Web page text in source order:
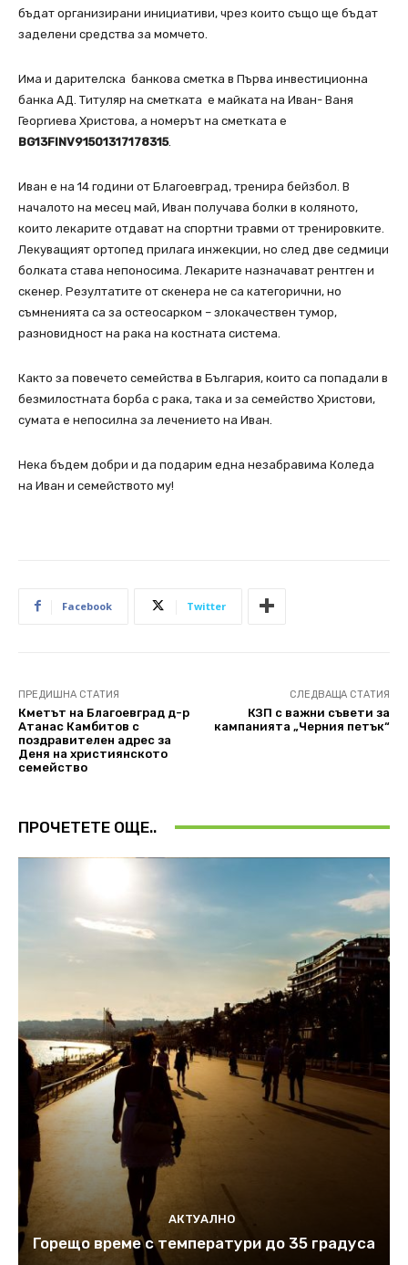
бъдат организирани инициативи, чрез които също ще бъдат
заделени средства за момчето.
Има и дарителска банкова сметка в Първа инвестиционна
банка АД. Титуляр на сметката е майката на Иван- Ваня
Георгиева Христова, а номерът на сметката е
BG13FINV91501317178315.
Иван е на 14 години от Благоевград, тренира бейзбол. В
началото на месец май, Иван получава болки в коляното,
които лекарите отдават на спортни травми от тренировките.
Лекуващият ортопед прилага инжекции, но след две седмици
болката става непоносима. Лекарите назначават рентген и
скенер. Резултатите от скенера не са категорични, но
съмненията са за остеосарком – злокачествен тумор,
разновидност на рака на костната система.
Както за повечето семейства в България, които са попадали в
безмилостната борба с рака, така и за семейство Христови,
сумата е непосилна за лечението на Иван.
Нека бъдем добри и да подарим една незабравима Коледа
на Иван и семейството му!
Facebook Twitter
ПРЕДИШНА СТАТИЯ
Кметът на Благоевград д-р
Атанас Камбитов с
поздравителен адрес за
Деня на християнското
семейство
СЛЕДВАЩА СТАТИЯ
КЗП с важни съвети за
кампанията „Черния петък“
ПРОЧЕТЕТЕ ОЩЕ..
АКТУАЛНО
Горещо време с температури до 35 градуса